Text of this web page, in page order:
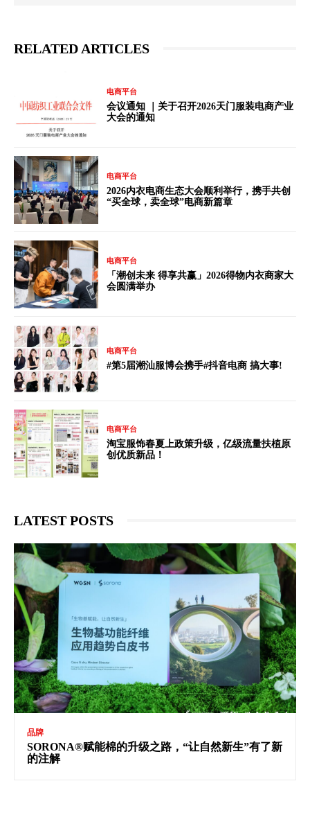
RELATED ARTICLES
电商平台
会议通知 ｜关于召开2026天门服装电商产业
大会的通知
电商平台
2026内衣电商生态大会顺利举行，携手共创
“买全球，卖全球”电商新篇章
电商平台
「潮创未来 得享共赢」2026得物内衣商家大
会圆满举办
电商平台
#第5届潮汕服博会携手#抖音电商 搞大事!
电商平台
淘宝服饰春夏上政策升级，亿级流量扶植原
创优质新品！
LATEST POSTS
品牌
SORONA®赋能棉的升级之路，“让自然新生”有了新
的注解